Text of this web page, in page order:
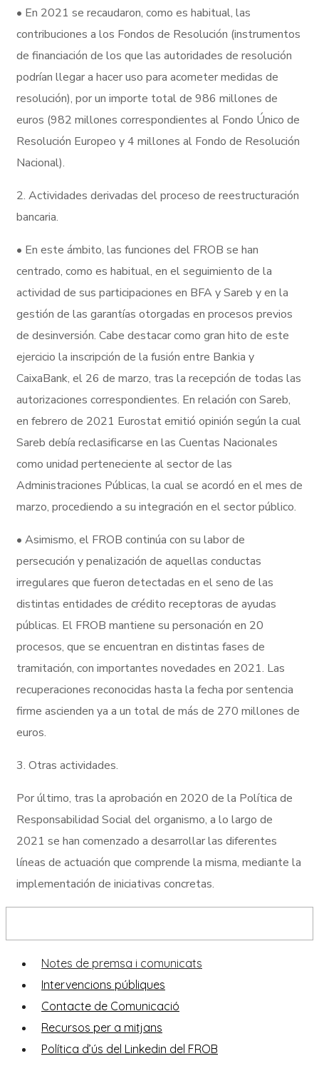
• En 2021 se recaudaron, como es habitual, las
contribuciones a los Fondos de Resolución (instrumentos
de financiación de los que las autoridades de resolución
podrían llegar a hacer uso para acometer medidas de
resolución), por un importe total de 986 millones de
euros (982 millones correspondientes al Fondo Único de
Resolución Europeo y 4 millones al Fondo de Resolución
Nacional).
2. Actividades derivadas del proceso de reestructuración
bancaria.
• En este ámbito, las funciones del FROB se han
centrado, como es habitual, en el seguimiento de la
actividad de sus participaciones en BFA y Sareb y en la
gestión de las garantías otorgadas en procesos previos
de desinversión. Cabe destacar como gran hito de este
ejercicio la inscripción de la fusión entre Bankia y
CaixaBank, el 26 de marzo, tras la recepción de todas las
autorizaciones correspondientes. En relación con Sareb,
en febrero de 2021 Eurostat emitió opinión según la cual
Sareb debía reclasificarse en las Cuentas Nacionales
como unidad perteneciente al sector de las
Administraciones Públicas, la cual se acordó en el mes de
marzo, procediendo a su integración en el sector público.
• Asimismo, el FROB continúa con su labor de
persecución y penalización de aquellas conductas
irregulares que fueron detectadas en el seno de las
distintas entidades de crédito receptoras de ayudas
públicas. El FROB mantiene su personación en 20
procesos, que se encuentran en distintas fases de
tramitación, con importantes novedades en 2021. Las
recuperaciones reconocidas hasta la fecha por sentencia
firme ascienden ya a un total de más de 270 millones de
euros.
3. Otras actividades.
Por último, tras la aprobación en 2020 de la Política de
Responsabilidad Social del organismo, a lo largo de
2021 se han comenzado a desarrollar las diferentes
líneas de actuación que comprende la misma, mediante la
implementación de iniciativas concretas.
Notes de premsa i comunicats
Intervencions públiques
Contacte de Comunicació
Recursos per a mitjans
Política d’ús del Linkedin del FROB